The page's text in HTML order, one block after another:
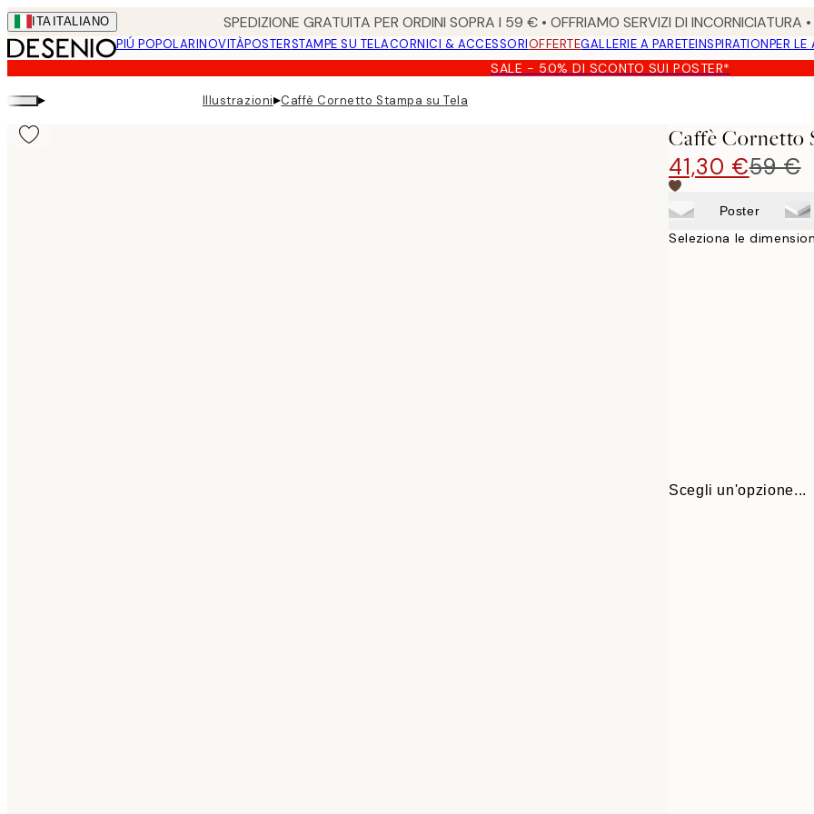
Skip
to
main
content.
ITA ITALIANO SPEDIZIONE GRATUITA PER ORDINI SOPRA I 59 € • OFFRIAMO SERVIZI DI
PIÚ POPOLARINOVITÀPOSTERSTAMPE SU TELACORNICI & ACCESSORIOFFERTEGALLERIE A PARETEINSPIRATIONPER LE
SALE - 50% DI SCONTO SUI POSTER*
▸ Illustrazioni▸Caffè Cornetto Stampa su Tela
Caffè Cornetto
41,30 €59 €
Poster
Seleziona le
Scegli un'opzione...